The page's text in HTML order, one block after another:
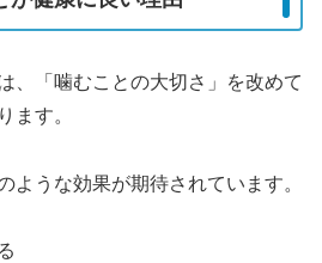
、「噛むことの大切さ」を改めて
ます。
ような効果が期待されています。